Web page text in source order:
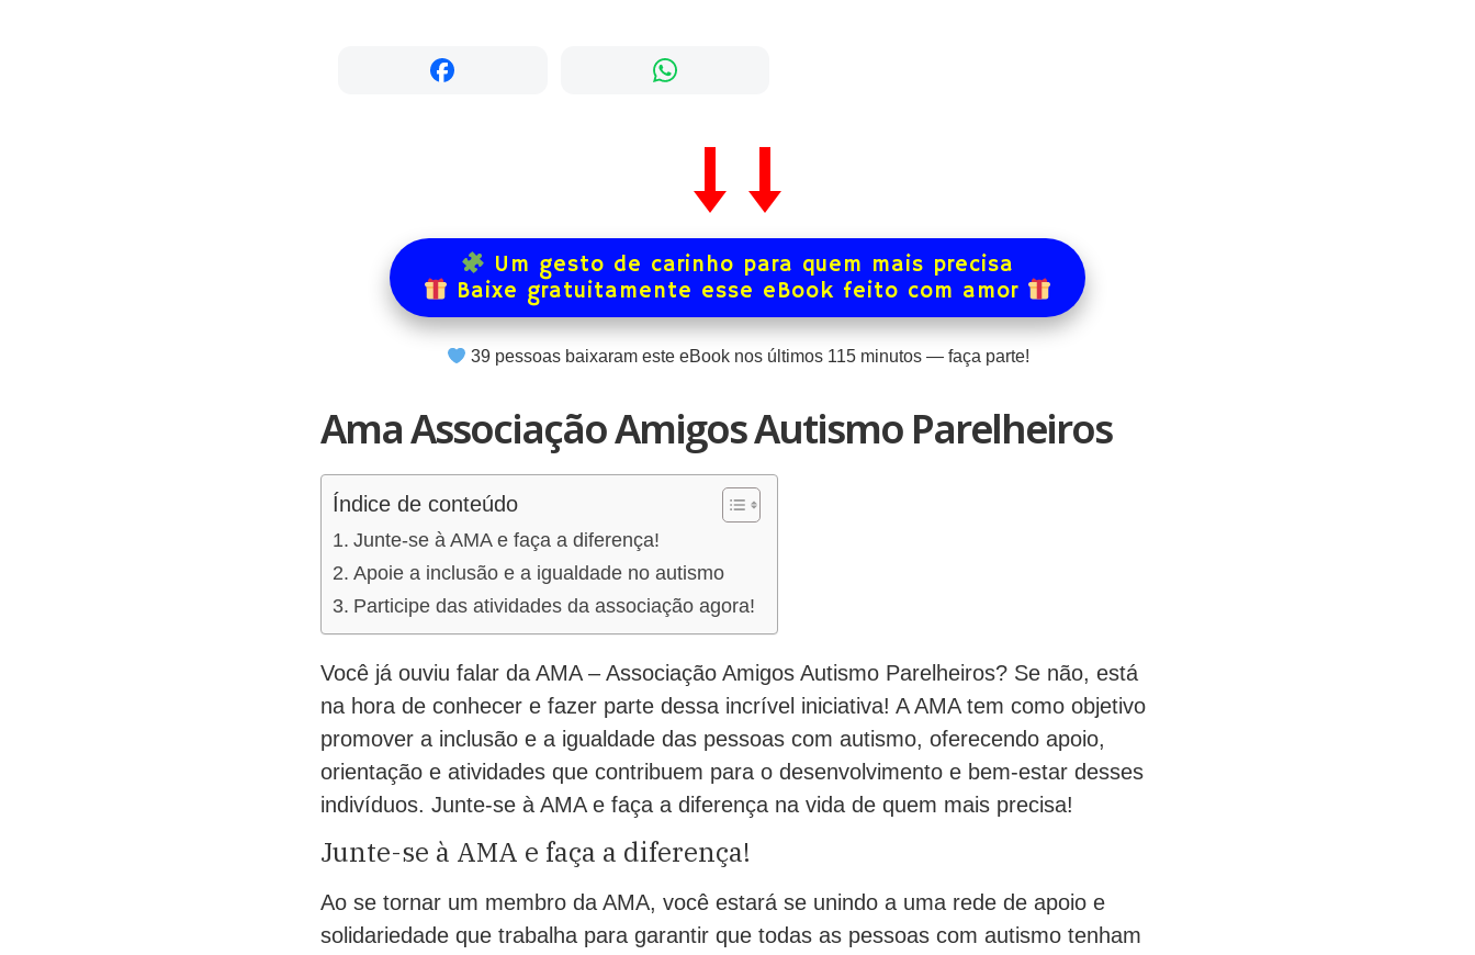
Um gesto de carinho para quem mais precisa
Baixe gratuitamente esse eBook feito com amor
39pessoas baixaram este eBook nos últimos 115minutos — faça parte!
Ama Associação Amigos Autismo Parelheiros
Índice de conteúdo
Junte-se à AMA e faça a diferença!
Apoie a inclusão e a igualdade no autismo
Participe das atividades da associação agora!
Você já ouviu falar da AMA – Associação Amigos Autismo Parelheiros? Se não, está
na hora de conhecer e fazer parte dessa incrível iniciativa! A AMA tem como objetivo
promover a inclusão e a igualdade das pessoas com autismo, oferecendo apoio,
orientação e atividades que contribuem para o desenvolvimento e bem-estar desses
indivíduos. Junte-se à AMA e faça a diferença na vida de quem mais precisa!
Junte-se à AMA e faça a diferença!
Ao se tornar um membro da AMA, você estará se unindo a uma rede de apoio e
solidariedade que trabalha para garantir que todas as pessoas com autismo tenham